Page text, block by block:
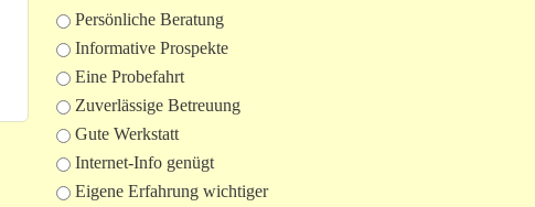
Auswahlmöglichkeiten
Persönliche Beratung
Informative Prospekte
Eine Probefahrt
Zuverlässige Betreuung
Gute Werkstatt
Internet-Info genügt
Eigene Erfahrung wichtiger